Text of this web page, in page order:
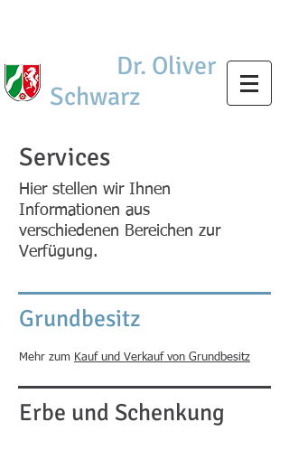
Dr. Oliver
Schwarz
Services
Hier stellen wir Ihnen
Informationen aus
verschiedenen Bereichen zur
Verfügung.
Grundbesitz
Mehr zum Kauf und Verkauf von Grundbesitz
Erbe und Schenkung